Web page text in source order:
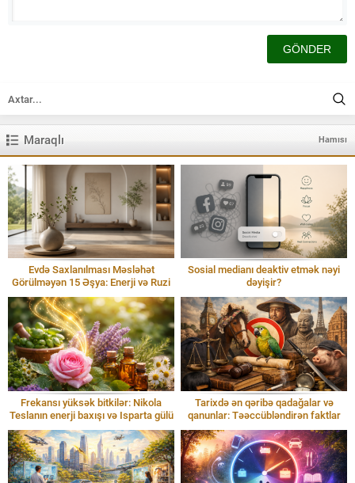
Maraqlı Hamısı
Evdə Saxlanılması Məsləhət
Görülməyən 15 Əşya: Enerji və Ruzi
Sosial medianı deaktiv etmək nəyi
dəyişir?
Frekansı yüksək bitkilər: Nikola
Teslanın enerji baxışı və Isparta gülü
Tarixdə ən qəribə qadağalar və
qanunlar: Təəccübləndirən faktlar